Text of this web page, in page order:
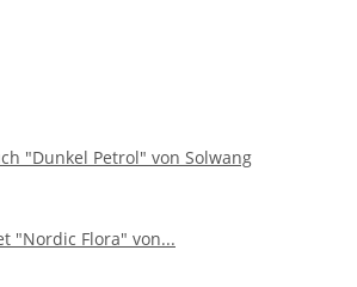
"Dunkel Petrol" von Solwang